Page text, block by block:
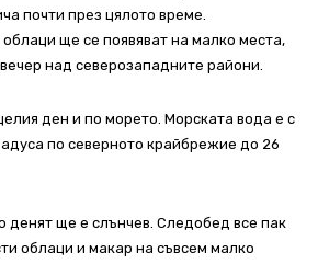
почти през цялото време.
ще се появяват на малко места,
над северозападните райони.
ден и по морето. Морската вода е с
по северното крайбрежие до 26
денят ще е слънчев. Следобед все пак
облаци и макар на съвсем малко